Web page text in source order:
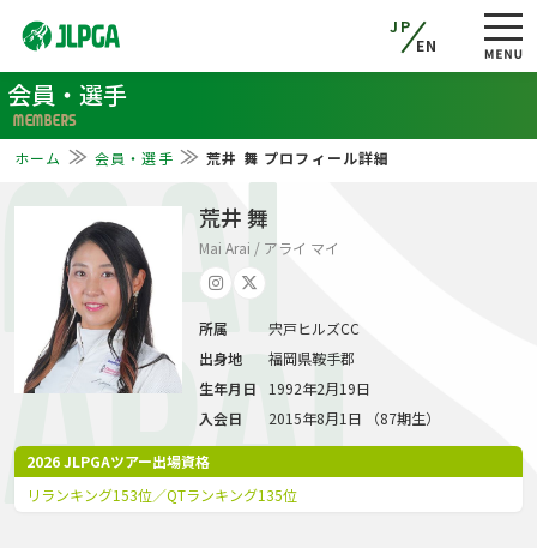
JP
EN
会員・選手
MEMBERS
ホーム 会員・選手 荒井 舞 プロフィール詳細
MAI
ARAI
荒井 舞
Mai Arai / アライ マイ
2026 JLPGAツアー出場資格
リランキング153位／QTランキング135位
所属
宍戸ヒルズCC
出身地
福岡県鞍手郡
生年月日
1992年2月19日
入会日
2015年8月1日 （87期生）